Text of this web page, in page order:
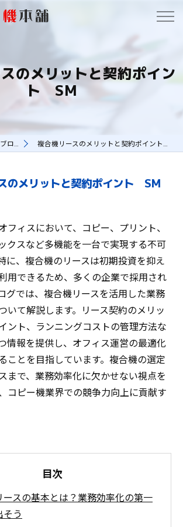
のメリットと契約ポイン
ト SM
ブログ 複合機リースのメリットと契約ポイント SM
のメリットと契約ポイント SM
フィスにおいて、コピー、プリント、
クスなど多機能を一台で実現する不可
に、複合機のリースは初期投資を抑え
用できるため、多くの企業で採用され
グでは、複合機リースを活用した業務
いて解説します。リース契約のメリッ
ント、ランニングコストの管理方法な
情報を提供し、オフィス運営の最適化
ことを目指しています。複合機の選定
まで、業務効率化に欠かせない視点を
コピー機業界での競争力向上に貢献す
目次
ースの基本とは？業務効率化の第一
そう